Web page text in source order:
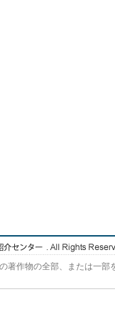
著作物の全部、または一